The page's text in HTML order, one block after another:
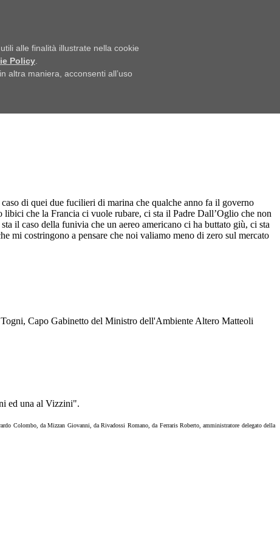
di quei due fucilieri di marina che qualche anno fa il governo
libici che la Francia ci vuole rubare, ci sta il Padre Dall’Oglio che non
il caso della funivia che un aereo americano ci ha buttato giù, ci sta
mi costringono a pensare che noi valiamo meno di zero sul mercato
Capo Gabinetto del Ministro dell'Ambiente Altero Matteoli
ed una al Vizzini".
Colombo, da Mizzan Giovanni, da Rivadossi Romano, da Ferraris Roberto, amministratore delegato della
alle finalità illustrate nella cookie
Policy
altra maniera, acconsenti all’uso